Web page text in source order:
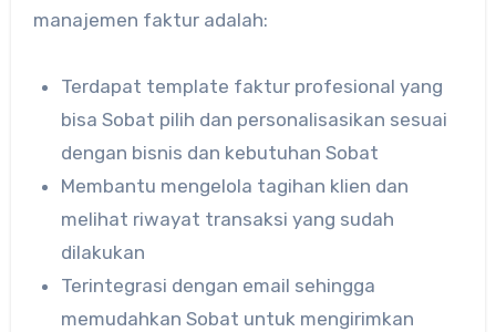
manajemen faktur adalah:
Terdapat template faktur profesional yang
bisa Sobat pilih dan personalisasikan sesuai
dengan bisnis dan kebutuhan Sobat
Membantu mengelola tagihan klien dan
melihat riwayat transaksi yang sudah
dilakukan
Terintegrasi dengan email sehingga
memudahkan Sobat untuk mengirimkan